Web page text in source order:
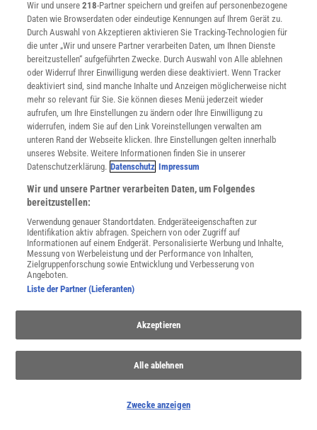
PARTNERINHALTE
Anzeige
Für Sie im Spektrum-Shop und am Kiosk:
Wir und unsere218-Partner speichern und greifen auf personenbezogene
Daten wie Browserdaten oder eindeutige Kennungen auf Ihrem Gerät zu.
Durch Auswahl von Akzeptieren aktivieren Sie Tracking-Technologien für
die unter „Wir und unsere Partner verarbeiten Daten, um Ihnen Dienste
bereitzustellen“ aufgeführten Zwecke. Durch Auswahl von Alle ablehnen
oder Widerruf Ihrer Einwilligung werden diese deaktiviert. Wenn Tracker
deaktiviert sind, sind manche Inhalte und Anzeigen möglicherweise nicht
mehr so relevant für Sie. Sie können dieses Menü jederzeit wieder
aufrufen, um Ihre Einstellungen zu ändern oder Ihre Einwilligung zu
widerrufen, indem Sie auf den Link Voreinstellungen verwalten am
unteren Rand der Webseite klicken. Ihre Einstellungen gelten innerhalb
unseres Website. Weitere Informationen finden Sie in unserer
Datenschutzerklärung. Datenschutz Impressum
Wir und unsere Partner verarbeiten Daten, um Folgendes
bereitzustellen:
Verwendung genauer Standortdaten. Endgeräteeigenschaften zur
Identifikation aktiv abfragen. Speichern von oder Zugriff auf
Informationen auf einem Endgerät. Personalisierte Werbung und Inhalte,
Messung von Werbeleistung und der Performance von Inhalten,
Zielgruppenforschung sowie Entwicklung und Verbesserung von
Angeboten.
Liste der Partner (Lieferanten)
Akzeptieren
Alle ablehnen
Zwecke anzeigen